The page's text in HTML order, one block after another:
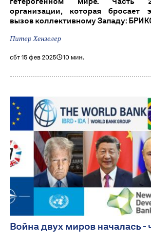
организации, которая бросает
вызов коллективному Западу:
Питер Хензелер
сбт 15 фев 2025 10 мин.
Война двух миров началась -